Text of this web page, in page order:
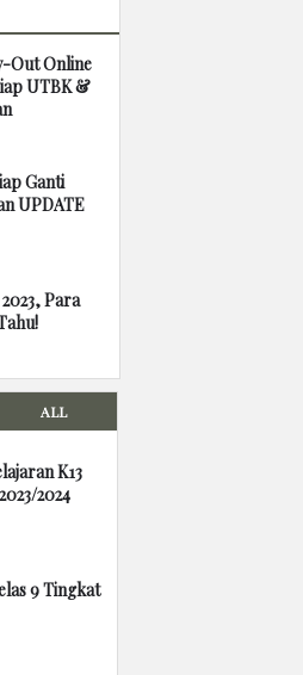
Out Online
UTBK &
Ganti
UPDATE
Para
ALL
K13
2024
9 Tingkat